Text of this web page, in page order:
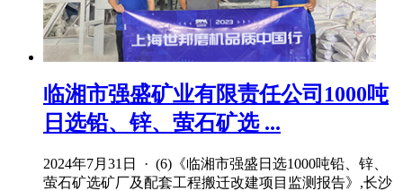
临湘市强盛矿业有限责任公司1000吨
日选铅、锌、萤石矿选 ...
2024年7月31日 · (6)《临湘市强盛日选1000吨铅、锌、
萤石矿选矿厂及配套工程搬迁改建项目监测报告》,长沙